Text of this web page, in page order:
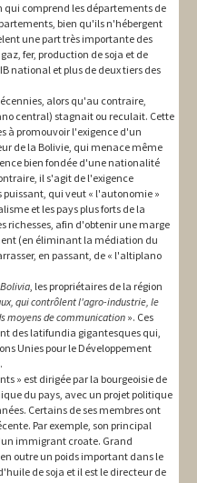
qui comprend les départements de
bien qu'ils n'hébergent
une part très importante des
fer, production de soja et de
national et plus de deux tiers des
alors qu'au contraire,
central) stagnait ou reculait. Cette
à promouvoir l'exigence d'un
de la Bolivie, qui menace même
bien fondée d'une nationalité
il s'agit de l'exigence
qui veut « l'autonomie »
et les pays plus forts de la
richesses, afin d'obtenir une marge
(en éliminant la médiation du
en passant, de « l'altiplano
, les propriétaires de la région
qui contrôlent l'agro-industrie, le
moyens de communication ». Ces
des latifundia gigantesques qui,
Unies pour le Développement
» est dirigée par la bourgeoisie de
du pays, avec un projet politique
Certains de ses membres ont
Par exemple, son principal
immigrant croate. Grand
outre un poids important dans le
de soja et il est le directeur de